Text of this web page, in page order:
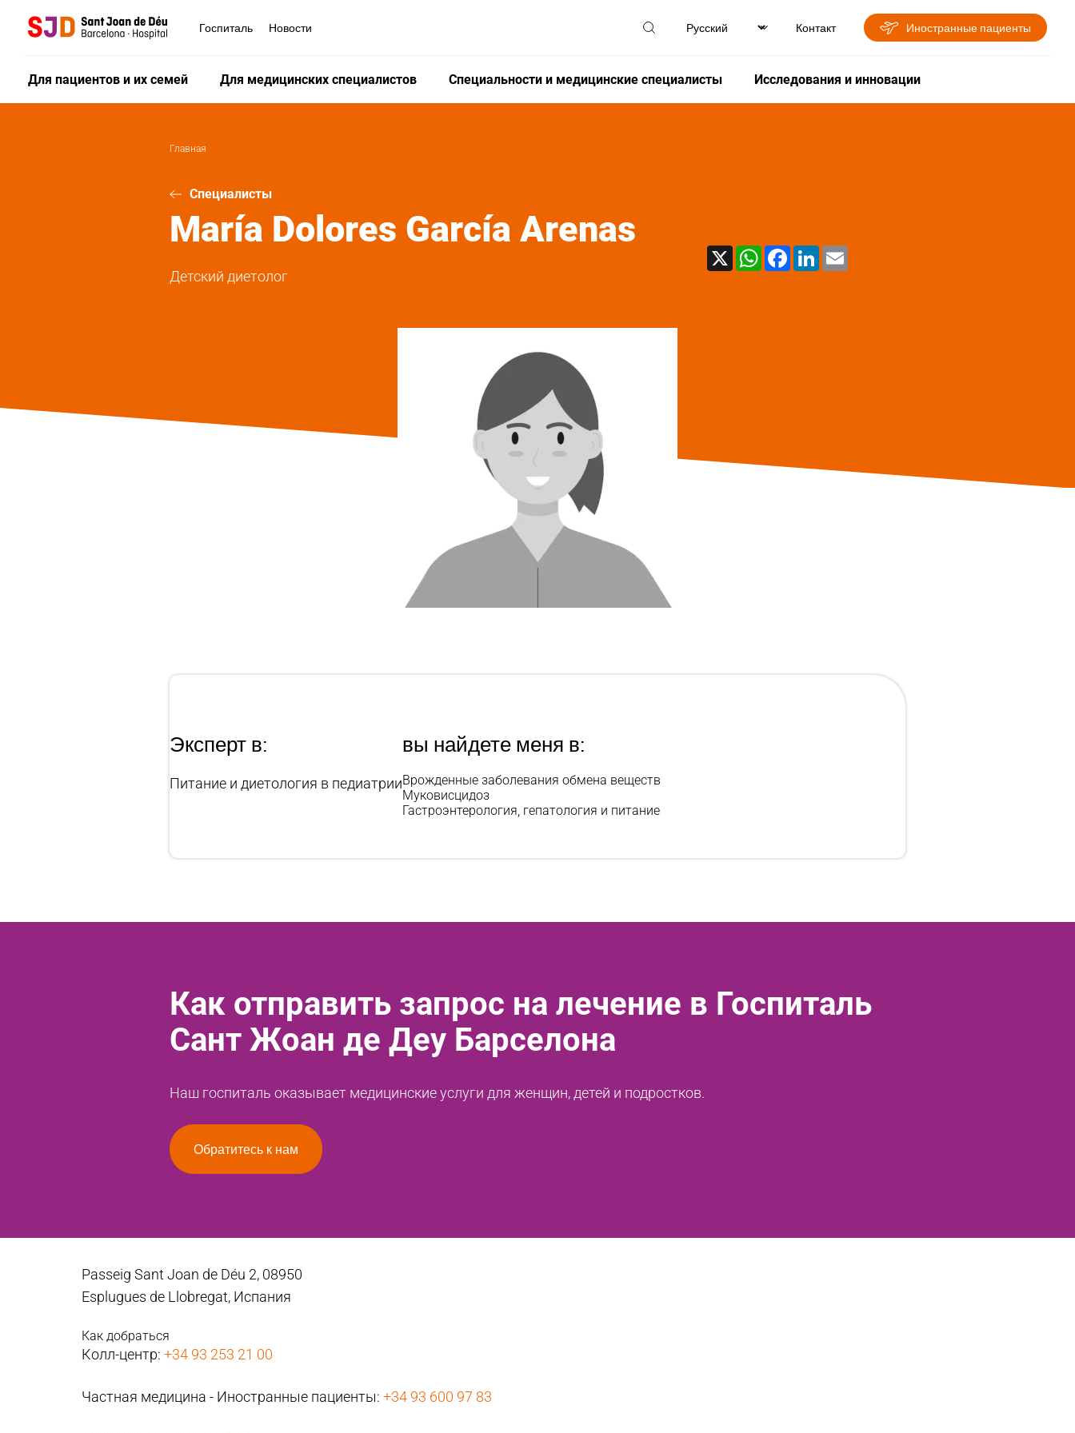
основному
Госпиталь Новости Контакт Иностранные пациенты
Для пациентов и их семей Для медицинских специалистов Специальности и медицинские специалисты Исследования и инновации
Главная
Специалисты
María Dolores García Arenas
Детский диетолог
X WhatsAppFacebook
LinkedIn
Эксперт в:
Питание и диетология в педиатрии
вы найдете меня в:
Врожденные заболевания обмена веществ
Муковисцидоз
Гастроэнтерология, гепатология и питание
Как отправить запрос на лечение в Госпиталь
Сант Жоан де Деу Барселона
Наш госпиталь оказывает медицинские услуги для женщин, детей и подростков.
Обратитесь к нам
Passeig Sant Joan de Déu 2, 08950
Esplugues de Llobregat, Испания
Как добраться
Колл-центр: +34 93 253 21 00
Частная медицина - Иностранные пациенты: +34 93 600 97 83